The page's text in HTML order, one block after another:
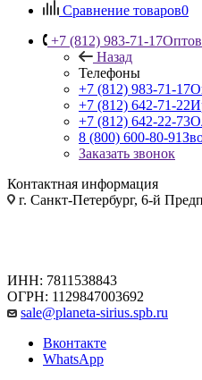
Сравнение товаров0
+7 (812) 983-71-17
Назад
Телефоны
+7 (812) 983-71-17
+7 (812) 642-71-22
+7 (812) 642-22-73
8 (800) 600-80-91
Заказать звонок
Контактная информация
г. Санкт-Петербург, 6-й
ИНН: 7811538843
ОГРН: 1129847003692
sale@planeta-sirius.spb.ru
Вконтакте
WhatsApp